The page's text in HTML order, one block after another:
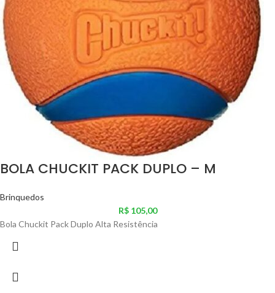
BOLA CHUCKIT PACK DUPLO – M
Brinquedos
R$105,00
Bola Chuckit Pack Duplo Alta Resistência